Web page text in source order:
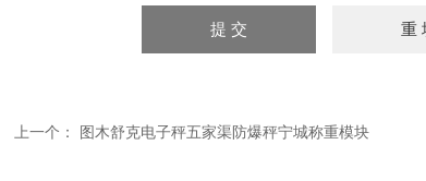
上一个： 图木舒克电子秤五家渠防爆秤宁城称重模块